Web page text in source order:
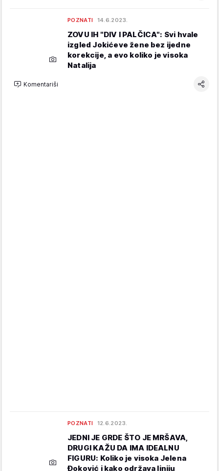
POZNATI 14.6.2023.
ZOVU IH "DIV I PALČICA": Svi hvale
izgled Jokićeve žene bez ijedne
korekcije, a evo koliko je visoka
Natalija
Komentariši
POZNATI 12.6.2023.
JEDNI JE GRDE ŠTO JE MRŠAVA,
DRUGI KAŽU DA IMA IDEALNU
FIGURU: Koliko je visoka Jelena
Đoković i kako održava liniju